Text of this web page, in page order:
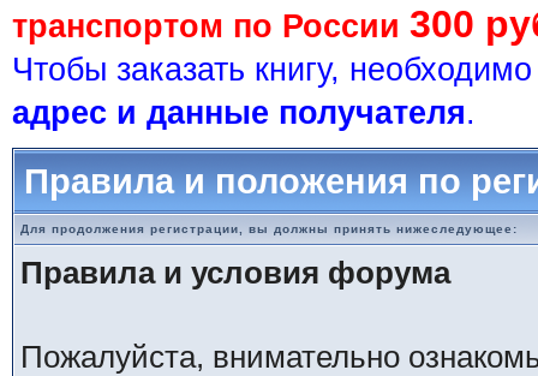
транспортом по России 300
Чтобы заказать книгу,
адрес и данные получателя.
Правила и положения по
Для продолжения регистрации, вы должны принять нижеследующее:
Правила и условия форума
Пожалуйста, внимательно